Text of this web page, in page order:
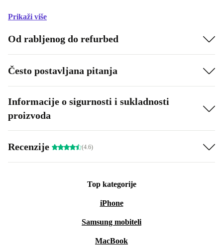
Prikaži više
Od rabljenog do refurbed
Često postavljana pitanja
Informacije o sigurnosti i sukladnosti
proizvoda
Recenzije (4.6)
Top kategorije
iPhone
Samsung mobiteli
MacBook